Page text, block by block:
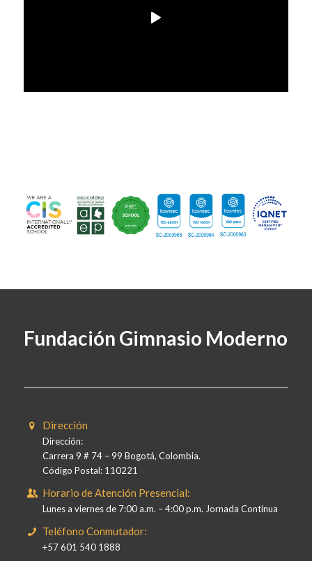
Fundación Gimnasio Moderno
Dirección
Dirección:
Carrera 9 # 74 – 99 Bogotá, Colombia.
Código Postal: 110221
Horario de Atención Presencial:
Lunes a viernes de 7:00 a.m. – 4:00 p.m. Jornada Continua
Teléfono Conmutador:
+57 601 540 1888